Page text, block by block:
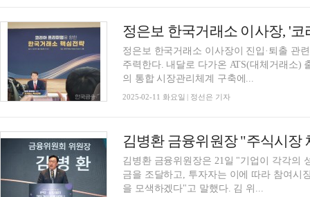
정은보 한국거래소 이사장이 진입·퇴출 관
주력한다. 내달로 다가온 ATS(대체거래소)
의 통합 시장관리체계 구축에...
2025-02-11 화요일 | 정선은 기자
김병환 금융위원장은 21일 "기업이 각각의
금을 조달하고, 투자자는 이에 따라 참여시
을 모색하겠다"고 말했다. 김 위...